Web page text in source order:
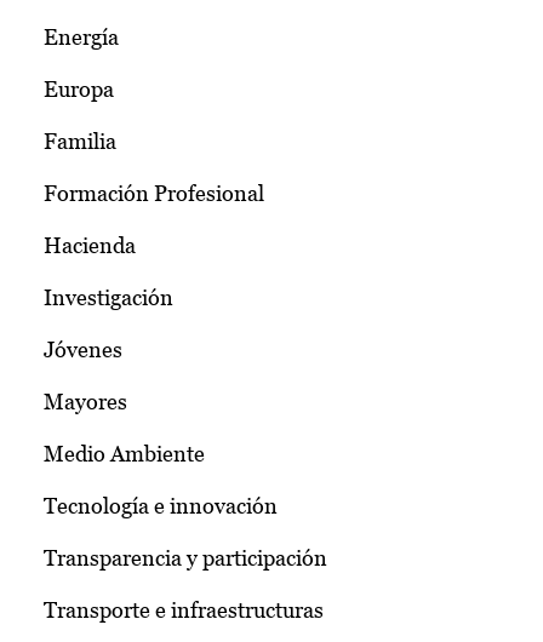
Energía
Europa
Familia
Formación Profesional
Hacienda
Investigación
Jóvenes
Mayores
Medio Ambiente
Tecnología e innovación
Transparencia y participación
Transporte e infraestructuras